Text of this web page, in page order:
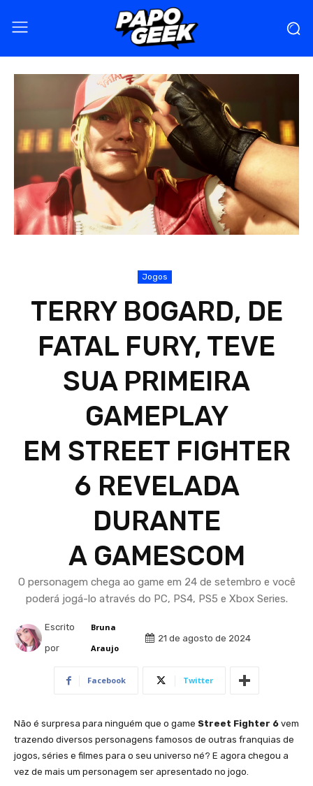
Jogos
TERRY BOGARD, DE
FATAL FURY, TEVE
SUA PRIMEIRA
GAMEPLAY
EM STREET FIGHTER
6 REVELADA
DURANTE
A GAMESCOM
O personagem chega ao game em 24 de setembro e você
poderá jogá-lo através do PC, PS4, PS5 e Xbox Series.
Escrito
por
Bruna
Araujo
21 de agosto de 2024
Facebook Twitter
Não é surpresa para ninguém que o game Street Fighter 6 vem
trazendo diversos personagens famosos de outras franquias de
jogos, séries e filmes para o seu universo né? E agora chegou a
vez de mais um personagem ser apresentado no jogo.